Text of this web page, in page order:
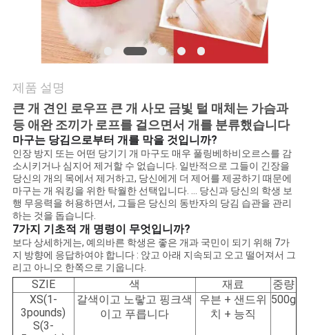
구
하
세
요
BLOG/NEWS
사
이
제품 설명
큰 개 견인 로우프 큰 개 사모 금빛 털 매체는 가슴과
등 애완 조끼가 로프를 걸으면서 개를 분류했습니다
마구는 당김으로부터 개를 막을 것입니까?
인장 방지 또는 어떤 당기기 개 마구도 매우 풀링베하비오르스를 감
소시키거나 심지어 제거할 수 없습니다. 일반적으로 그들이 긴장을
당신의 개의 목에서 제거하고, 당신에게 더 제어를 제공하기 때문에
마구는 개 워킹을 위한 탁월한 선택입니다. ... 당신과 당신의 학생 보
행 무응력을 허용하면서, 그들은 당신의 동반자의 당김 습관을 관리
하는 것을 돕습니다.
7가지 기초적 개 명령이 무엇입니까?
보다 상세하게는, 예의바른 학생은 좋은 개과 국민이 되기 위해 7가
지 방향에 응답하여야 합니다 : 앉고 아래 지속되고 오고 떨어져서 그
리고 아니오 한쪽으로 기웁니다.
SZIE 색 재료
중량
XS(1-
3pounds)
S(3-
갈색이고 노랗고 핑크색
이고 푸릅니다
우븐 + 샌드위
치 + 능직
500g